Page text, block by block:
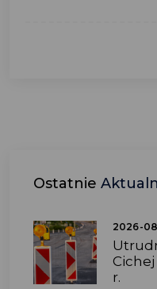
Ostatnie
2026-
Cichej
r.